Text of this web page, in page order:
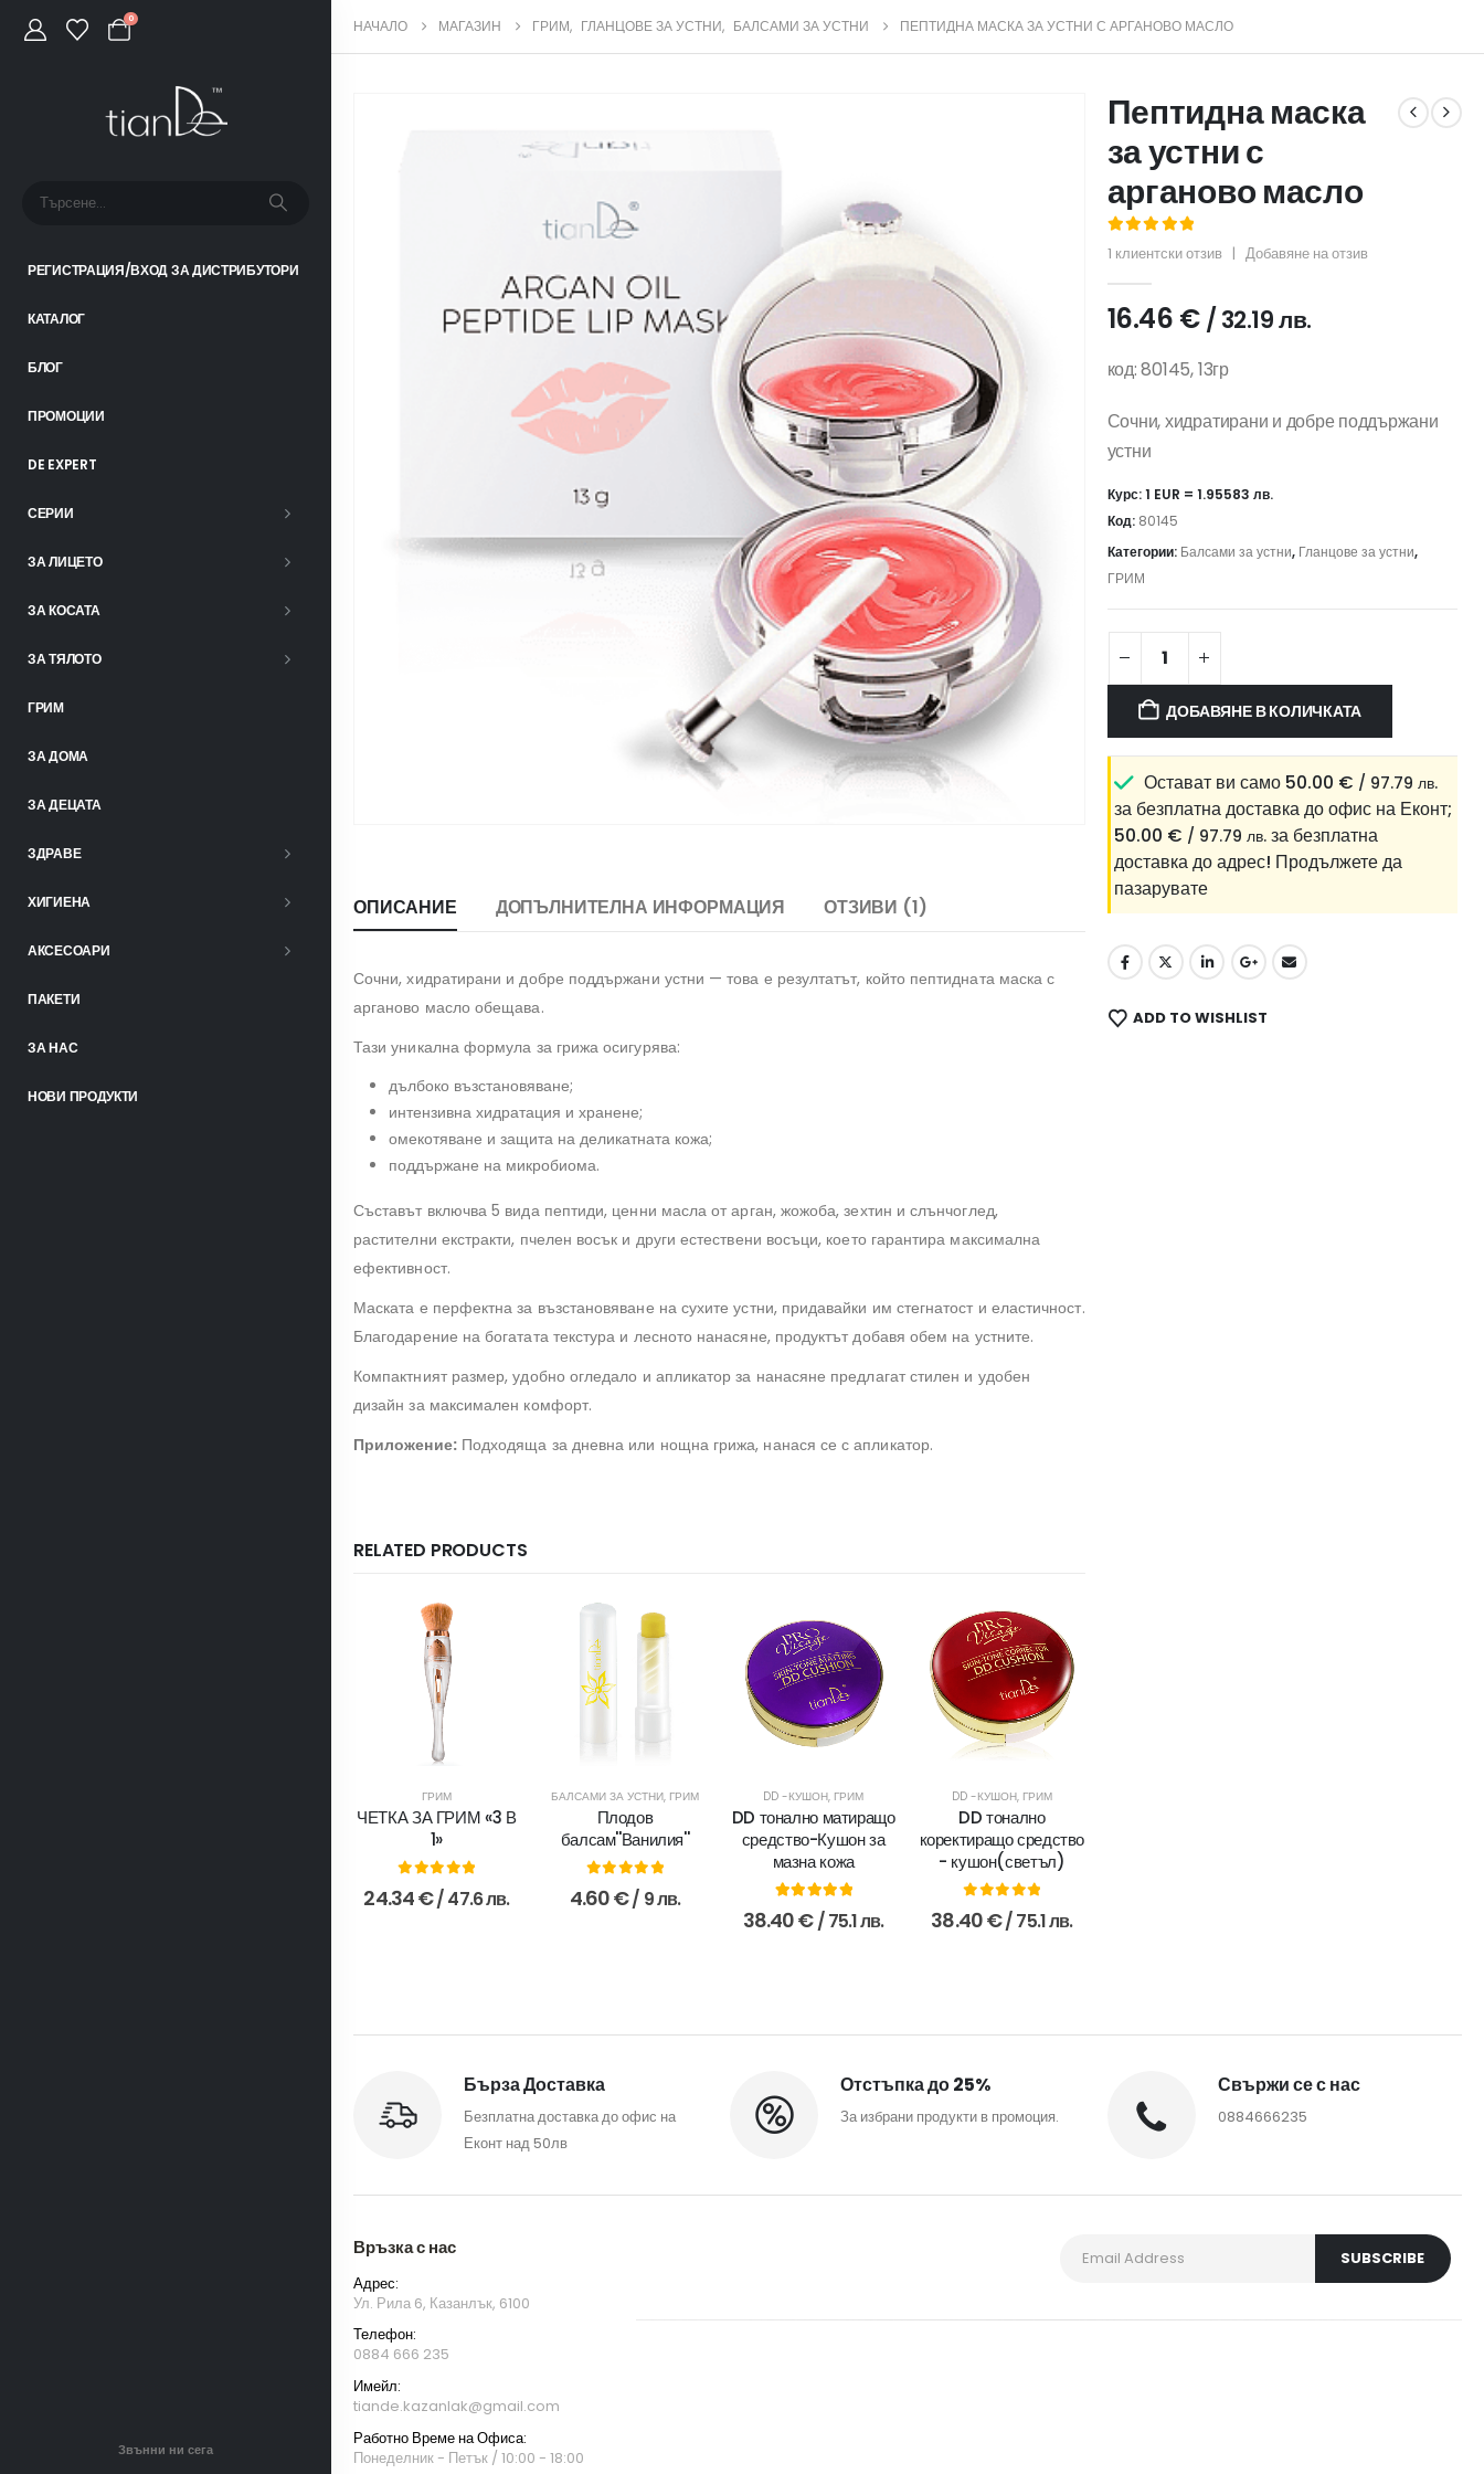
0
РЕГИСТРАЦИЯ/ВХОД ЗА ДИСТРИБУТОРИ
КАТАЛОГ
БЛОГ
ПРОМОЦИИ
DE EXPERT
СЕРИИ
ЗА ЛИЦЕТО
ЗА КОСАТА
ЗА ТЯЛОТО
ГРИМ
ЗА ДОМА
ЗА ДЕЦАТА
ЗДРАВЕ
ХИГИЕНА
АКСЕСОАРИ
ПАКЕТИ
ЗА НАС
НОВИ ПРОДУКТИ
Звънни ни сега
НАЧАЛО МАГАЗИН ГРИМ, ГЛАНЦОВЕ ЗА УСТНИ, БАЛСАМИ ЗА УСТНИ ПЕПТИДНА МАСКА ЗА УСТНИ С АРГАНОВО МАСЛО
ОПИСАНИЕ ДОПЪЛНИТЕЛНА ИНФОРМАЦИЯ ОТЗИВИ (1)
Сочни, хидратирани и добре поддържани устни — това е резултатът, който пептидната маска с
арганово масло обещава.
Тази уникална формула за грижа осигурява:
дълбоко възстановяване;
интензивна хидратация и хранене;
омекотяване и защита на деликатната кожа;
поддържане на микробиома.
Съставът включва 5 вида пептиди, ценни масла от арган, жожоба, зехтин и слънчоглед,
растителни екстракти, пчелен восък и други естествени восъци, което гарантира максимална
ефективност.
Маската е перфектна за възстановяване на сухите устни, придавайки им стегнатост и еластичност.
Благодарение на богатата текстура и лесното нанасяне, продуктът добавя обем на устните.
Компактният размер, удобно огледало и апликатор за нанасяне предлагат стилен и удобен
дизайн за максимален комфорт.
Приложение:Подходяща за дневна или нощна грижа, нанася се с апликатор.
RELATED PRODUCTS
ГРИМ
ЧЕТКА ЗА ГРИМ «3 В
1»
out of 5
24.34€/ 47.6 лв.
БАЛСАМИ ЗА УСТНИ, ГРИМ
Плодов
балсам''Ванилия''
0 out of 5
4.60€/ 9 лв.
DD -КУШОН, ГРИМ
DD тонално матиращо
средство-Кушон за
мазна кожа
5.00 out of 5
38.40€/ 75.1 лв.
DD -КУШОН, ГРИМ
DD тонално
коректиращо средство
- кушон(светъл)
out of 5
38.40€/ 75.1 лв.
Пептидна маска
за устни с
арганово масло
5.00 out of 5
1 клиентски отзив | Добавяне на отзив
16.46 € / 32.19 лв.
код: 80145, 13гр
Сочни, хидратирани и добре поддържани
устни
Курс: 1 EUR = 1.95583 лв.
Код: 80145
Категории: Балсами за устни, Гланцове за устни,
ГРИМ
ДОБАВЯНЕ В КОЛИЧКАТА
Остават ви само 50.00 € / 97.79 лв.
за безплатна доставка до офис на Еконт;
50.00 € / 97.79 лв. за безплатна
доставка до адрес! Продължете да
пазарувате
ADD TO WISHLIST
Бърза Доставка
Безплатна доставка до офис на
Еконт над 50лв
Отстъпка до 25%
За избрани продукти в промоция.
Свържи се с нас
0884666235
Връзка с нас
Адрес:
Ул. Рила 6, Казанлък, 6100
Телефон:
0884 666 235
Имейл:
tiande.kazanlak@gmail.com
Работно Време на Офиса:
Понеделник - Петък / 10:00 - 18:00